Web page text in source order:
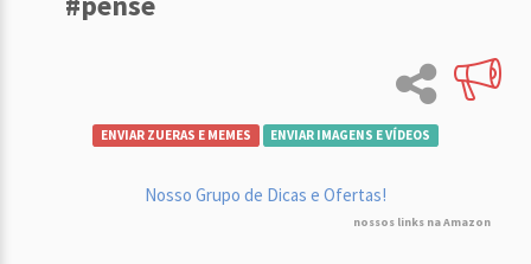
ENVIAR ZUERAS E MEMES ENVIAR IMAGENS E VÍDEOS
Nosso Grupo de Dicas e Ofertas!
nossos links na Amazon